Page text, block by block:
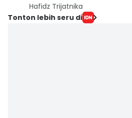
Hafidz Trijatnika
Tonton lebih seru di